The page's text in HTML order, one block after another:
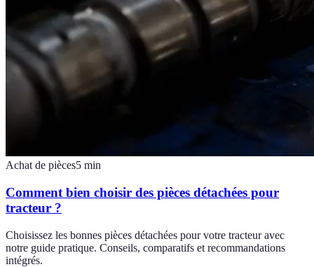
Achat de pièces5 min
Comment bien choisir des pièces détachées pour
tracteur ?
Choisissez les bonnes pièces détachées pour votre tracteur avec
notre guide pratique. Conseils, comparatifs et recommandations
intégrés.